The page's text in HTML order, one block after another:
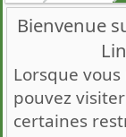
Bienvenue
Lorsque
pouvez
certaines